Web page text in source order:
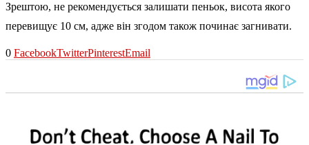
Зрештою, не рекомендується залишати пеньок, висота якого
перевищує 10 см, адже він згодом також починає загнивати.
0 FacebookTwitterPinterestEmail